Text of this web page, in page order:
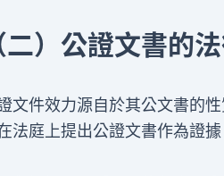
二）公證文書的
文件效力源自於其公文書的
法庭上提出公證文書作為證